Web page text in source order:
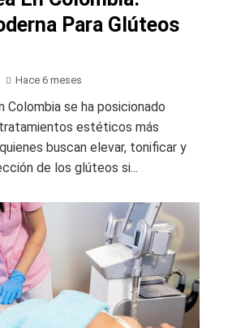
Para Glúteos
Hace 6 meses
Colombia se ha posicionado
estéticos más
buscan elevar, tonificar y
de los glúteos si...